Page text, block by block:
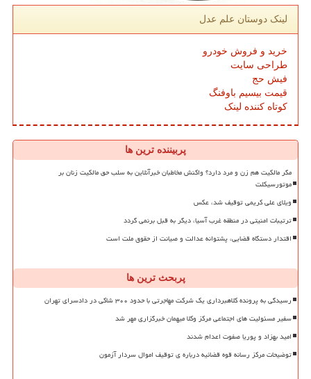
لینک دوستان علم عدل
خرید و فروش خودرو
طراحی سایت
فیش حج
قیمت بیسیم باوفنگ
کوتاه کننده لینک
پربیننده ترین ها
مگر مالکیت هم زن و مرد دارد؟ واکنش مخاطبان خبرآنلاین به سلب حق مالکیت زنان بر
موتورسیکلت
ویلای علی کریمی توقیف شد، عکس
ترتیبات امنیتی در منطقه غرب آسیا، دیگر به قبل برنمی گردد
اقتدار دستگاه قضایی، پشتوانه عدالت و صیانت از حقوق ملت است
پربحث ترین ها
رسیدگی به پرونده کلاهبرداری یک شرکت مهاجرتی با حدود ۳۰۰ شاکی در دادسرای تهران
سفیر مسئولیت های اجتماعی مرکز وکلا میهمان خبرگزاری مهر شد
امید بهزاد و پوریا صفوت اعدام شدند
توضیحات مرکز رسانه قوه قضائیه درباره ی توقیف اموال سردار آزمون